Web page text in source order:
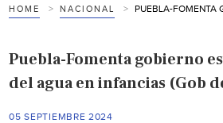
HOME NACIONAL
Puebla-Fomenta gobierno
del agua en infancias (Gob
05 SEPTIEMBRE 2024